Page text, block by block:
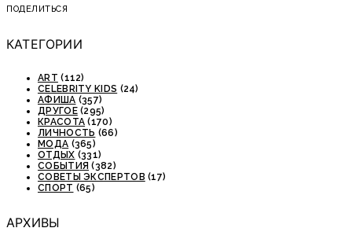
ПОДЕЛИТЬСЯ
КАТЕГОРИИ
ART (112)
CELEBRITY KIDS (24)
АФИША (357)
ДРУГОЕ(295)
КРАСОТА (170)
ЛИЧНОСТЬ (66)
МОДА (365)
ОТДЫХ (331)
СОБЫТИЯ (382)
СОВЕТЫ ЭКСПЕРТОВ (17)
СПОРТ (65)
АРХИВЫ